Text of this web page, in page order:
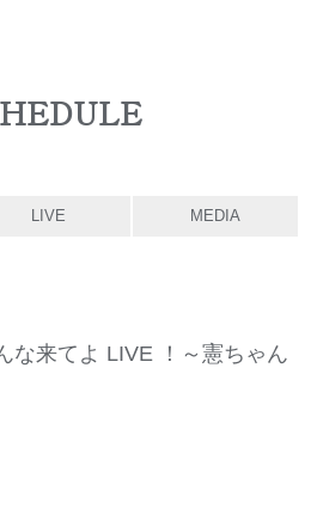
LIVE MEDIA
な来てよ LIVE ！～憲ちゃん